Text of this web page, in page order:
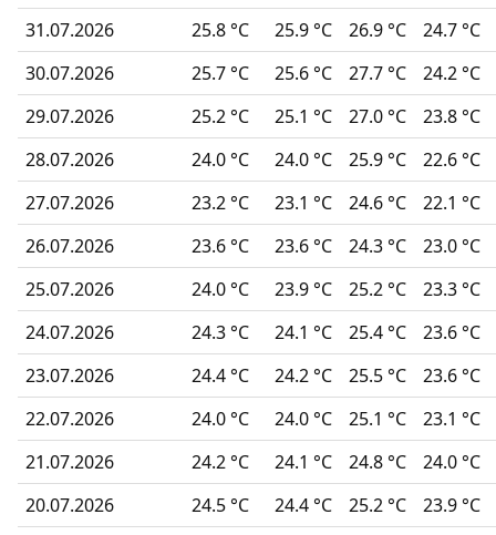
31.07.2026
25.8 °C 25.9 °C 26.9 °C
24.7 °C
30.07.2026
25.7 °C 25.6 °C 27.7 °C
24.2 °C
29.07.2026
25.2 °C 25.1 °C 27.0 °C
23.8 °C
28.07.2026
24.0 °C 24.0 °C 25.9 °C
22.6 °C
27.07.2026
23.2 °C 23.1 °C 24.6 °C
22.1 °C
26.07.2026
23.6 °C 23.6 °C 24.3 °C
23.0 °C
25.07.2026
24.0 °C 23.9 °C 25.2 °C
23.3 °C
24.07.2026
24.3 °C 24.1 °C 25.4 °C
23.6 °C
23.07.2026
24.4 °C 24.2 °C 25.5 °C
23.6 °C
22.07.2026
24.0 °C 24.0 °C 25.1 °C
23.1 °C
21.07.2026
24.2 °C 24.1 °C 24.8 °C
24.0 °C
20.07.2026
24.5 °C 24.4 °C 25.2 °C
23.9 °C